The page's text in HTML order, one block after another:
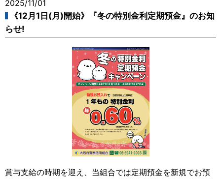
2025/11/01
《12月1日(月)開始》『冬の特別金利定期預金』のお知
らせ!
賞与支給の時期を迎え、当組合では定期預金を新規でお預